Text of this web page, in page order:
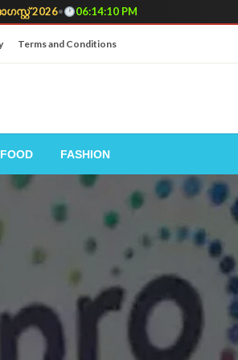
2026• 06:14:12 PM
Terms and Conditions
FOOD FASHION